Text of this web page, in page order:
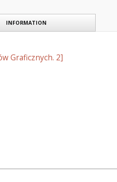
INFORMATION
Graficznych. 2]